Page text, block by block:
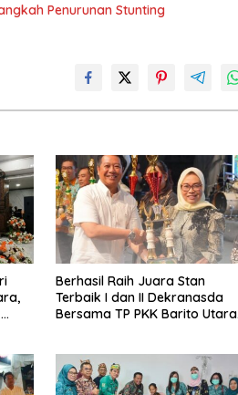
Penurunan Stunting
Berhasil Raih Juara Stan
Terbaik I dan II Dekranasda
Bersama TP PKK Barito Utara